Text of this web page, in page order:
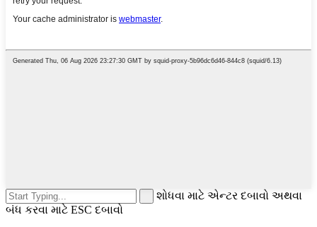
શોધવા માટે એન્ટર દબાવો અથવા
બંધ કરવા માટે ESC દબાવો